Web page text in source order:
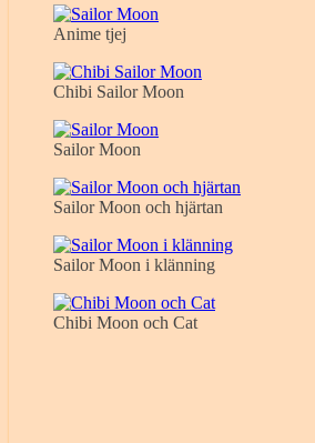
Anime tjej
Chibi Sailor Moon
Sailor Moon
Sailor Moon och hjärtan
Sailor Moon i klänning
Chibi Moon och Cat